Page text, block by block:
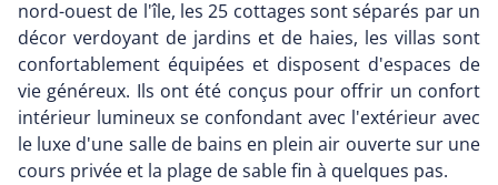
nord-ouest de l'île, les 25 cottages sont séparés par un
décor verdoyant de jardins et de haies, les villas sont
confortablement équipées et disposent d'espaces de
vie généreux. Ils ont été conçus pour offrir un confort
intérieur lumineux se confondant avec l'extérieur avec
le luxe d'une salle de bains en plein air ouverte sur une
cours privée et la plage de sable fin à quelques pas.